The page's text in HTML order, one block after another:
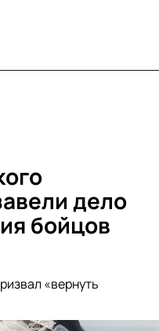
дело
бойцов
«вернуть